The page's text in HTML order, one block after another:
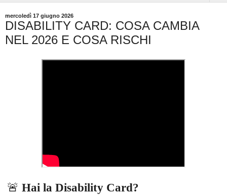
mercoledì 17 giugno 2026
DISABILITY CARD: COSA CAMBIA
NEL 2026 E COSA RISCHI
🚨 Hai la Disability Card?